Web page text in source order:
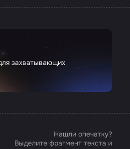
захватывающих
Нашли опечатку?
Выделите фрагмент текста и